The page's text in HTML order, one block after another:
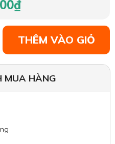
THÊM VÀO GIỎ
MUA HÀNG